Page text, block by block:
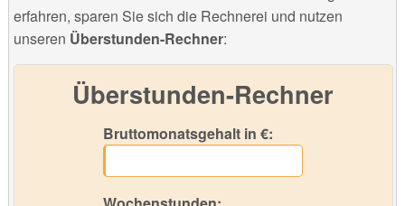
erfahren, sparen Sie sich die Rechnerei und nutzen
unseren Überstunden-Rechner:
Überstunden-Rechner
Bruttomonatsgehalt in €: